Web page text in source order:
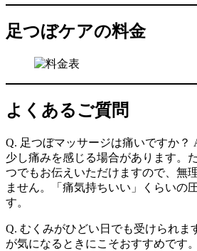
足つぼケアの料金
よくあるご質問
Q. 足つぼマッサージは痛いですか？
少し痛みを感じる場合があります。
つでもお伝えいただけますので、無
ません。「痛気持ちいい」くらいの
す。
Q. むくみがひどい日でも受けられま
が気になるときにこそおすすめです